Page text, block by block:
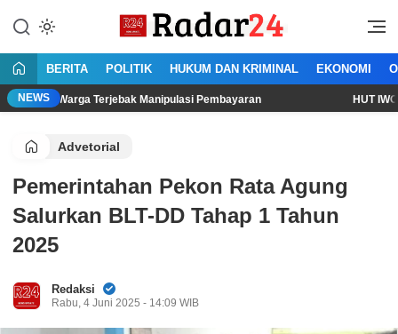
konten
Radar24.co.id
Jujur Lantang Bersuara
BERITA POLITIK HUKUM DAN KRIMINAL EKONOMI
NEWS
Terjebak Manipulasi Pembayaran HUT IWO ke-14:
Advetorial
Pemerintahan Pekon Rata Agung
Salurkan BLT-DD Tahap 1 Tahun
2025
Redaksi
Rabu, 4 Juni 2025 - 14:09 WIB